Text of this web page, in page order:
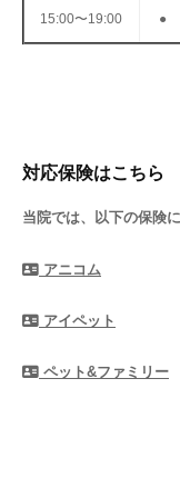
15:00〜19:00 ●
対応保険はこちら
当院では、以下の保険
アニコム
アイペット
ペット&ファミリー